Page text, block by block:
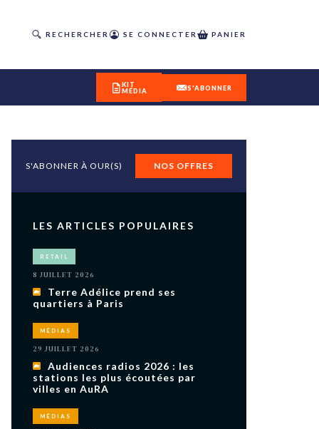
RECHERCHER SE CONNECTER PANIER
de
sur
ACHETER LE NUMÉRO
M’ABONNER À OURSCOM PENDANT
KIT
MÉDIA
S'ABONNER
S'ABONNER À OUR(S) NOS OFFRES
LES ARTICLES POPULAIRES
RETAIL
8 JUILLET 2026
Terre Adélice prend ses
quartiers à Paris
MÉDIAS
29 JUILLET 2026
Audiences radios 2026 : les
stations les plus écoutées par
villes en AuRA
MÉDIAS